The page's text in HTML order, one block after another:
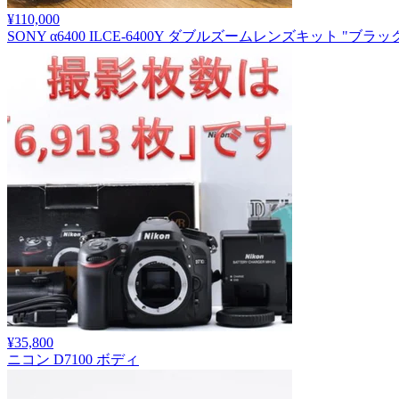
¥110,000
SONY α6400 ILCE-6400Y ダブルズームレンズキット "ブラッ
¥35,800
ニコン D7100 ボディ